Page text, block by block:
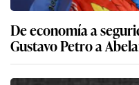
De economía a
Gustavo Petro a